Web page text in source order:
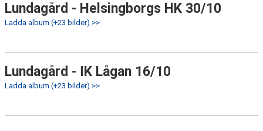
Lundagård - Helsingborgs HK 30/10
Ladda album (+23 bilder) >>
Lundagård - IK Lågan 16/10
Ladda album (+23 bilder) >>